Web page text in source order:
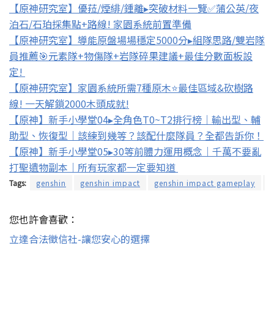
【原神研究室】優菈/煙緋/鍾離▸突破材料一覽✅蒲公英/夜
泊石/石珀採集點+路線! 家園系統前置準備
【原神研究室】導能原盤場場穩定5000分▸組隊思路/雙岩隊
員推薦🎯元素隊+物傷隊+岩隊碎果建議+最佳分數面板設
定!
【原神研究室】家園系統所需7種原木⭐最佳區域&砍樹路
線! 一天解鎖2000木頭成就!
【原神】新手小學堂04▸全角色T0~T2排行榜｜輸出型、輔
助型、恢復型｜該練到幾等？該配什麼隊員？全都告訴你！
【原神】新手小學堂05▸30等前體力運用概念｜千萬不要亂
打聖遺物副本｜所有玩家都一定要知道
Tags: genshin genshin impact genshin impact gameplay
您也許會喜歡：
立達合法徵信社-讓您安心的選擇